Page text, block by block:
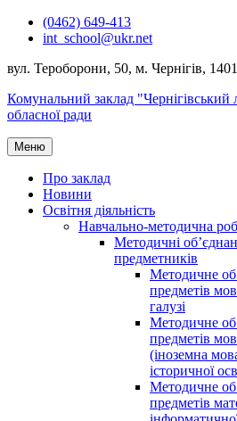
Перейти(0462) 649-413
int_school@ukr.net
вул. Тероборони, 50, м. Чернігів,
Комунальний заклад "Чернігівський
обласної ради
Меню
Про заклад
Новини
Освітня діяльність
Навчально-методична
Методичні
предметників
Методичне
предметів
галузі
Методичне
предметів
(іноземна
історичної
Методичне
предметів